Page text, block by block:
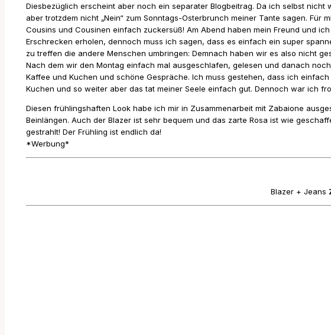
Diesbezüglich erscheint aber noch ein separater Blogbeitrag. Da ich selbst
aber trotzdem nicht „Nein“ zum Sonntags-Osterbrunch meiner Tante sagen.
Cousins und Cousinen einfach zuckersüß! Am Abend haben mein Freund und
Erschrecken erholen, dennoch muss ich sagen, dass es einfach ein super
zu treffen die andere Menschen umbringen: Demnach haben wir es also nicht
Nach dem wir den Montag einfach mal ausgeschlafen, gelesen und danach
Kaffee und Kuchen und schöne Gespräche. Ich muss gestehen, dass ich
Kuchen und so weiter aber das tat meiner Seele einfach gut. Dennoch war ich
Diesen frühlingshaften Look habe ich mir in Zusammenarbeit mit Zabaione
Beinlängen. Auch der Blazer ist sehr bequem und das zarte Rosa ist wie
gestrahlt! Der Frühling ist endlich da!
*Werbung*
Blazer + Jeans